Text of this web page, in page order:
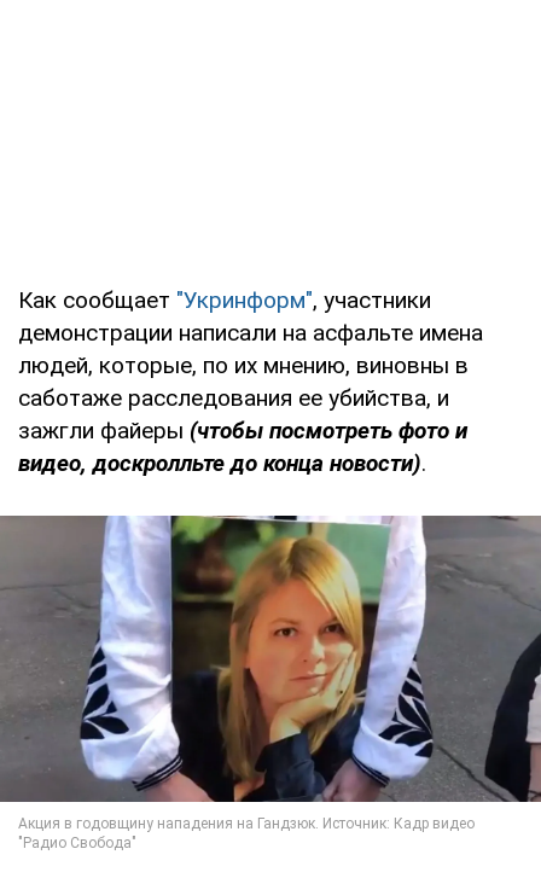
Как сообщает "Укринформ", участники
демонстрации написали на асфальте имена
людей, которые, по их мнению, виновны в
саботаже расследования ее убийства, и
зажгли файеры (чтобы посмотреть фото и
видео, доскролльте до конца новости).